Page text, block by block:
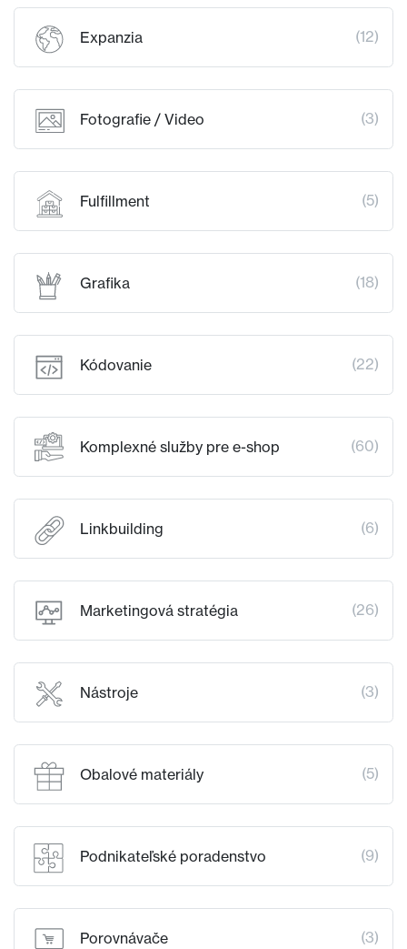
Expanzia (12)
Fotografie / Video (3)
Fulfillment (5)
Grafika (18)
Kódovanie (22)
Komplexné služby pre e-shop (60)
Linkbuilding (6)
Marketingová stratégia (26)
Nástroje (3)
Obalové materiály (5)
Podnikateľské poradenstvo (9)
Porovnávače (3)